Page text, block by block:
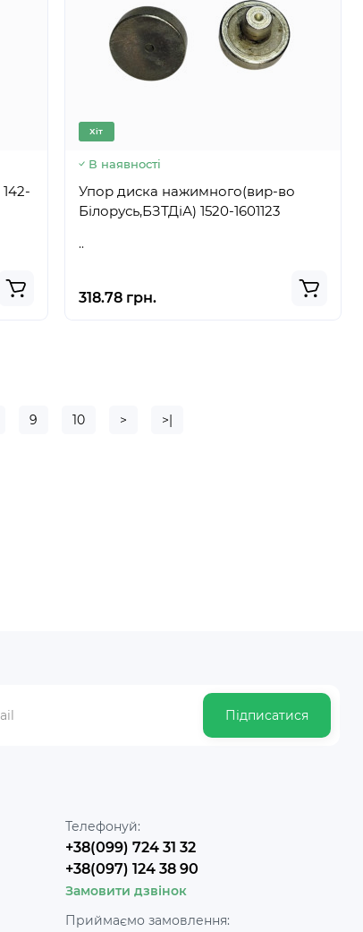
Хіт
В наявності
Упор диска нажимного(вир-во
Білорусь,БЗТДіА) 1520-1601123
..
318.78 грн.
9 10 > >|
Підписатися
Телефонуй:
+38(099) 724 31 32
+38(097) 124 38 90
Замовити дзвінок
Приймаємо замовлення: